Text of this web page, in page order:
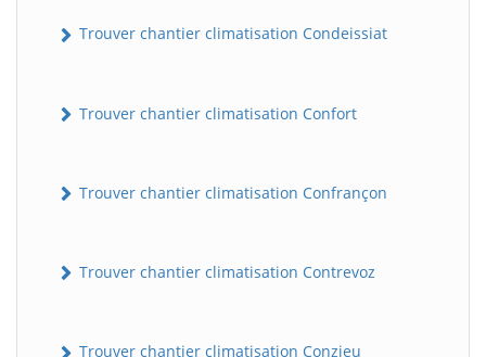
Trouver chantier climatisation Condeissiat
Trouver chantier climatisation Confort
Trouver chantier climatisation Confrançon
Trouver chantier climatisation Contrevoz
Trouver chantier climatisation Conzieu
BatiWebPro